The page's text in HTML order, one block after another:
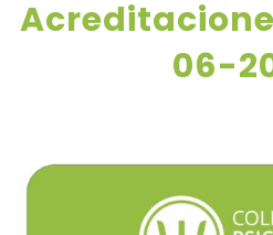
06-